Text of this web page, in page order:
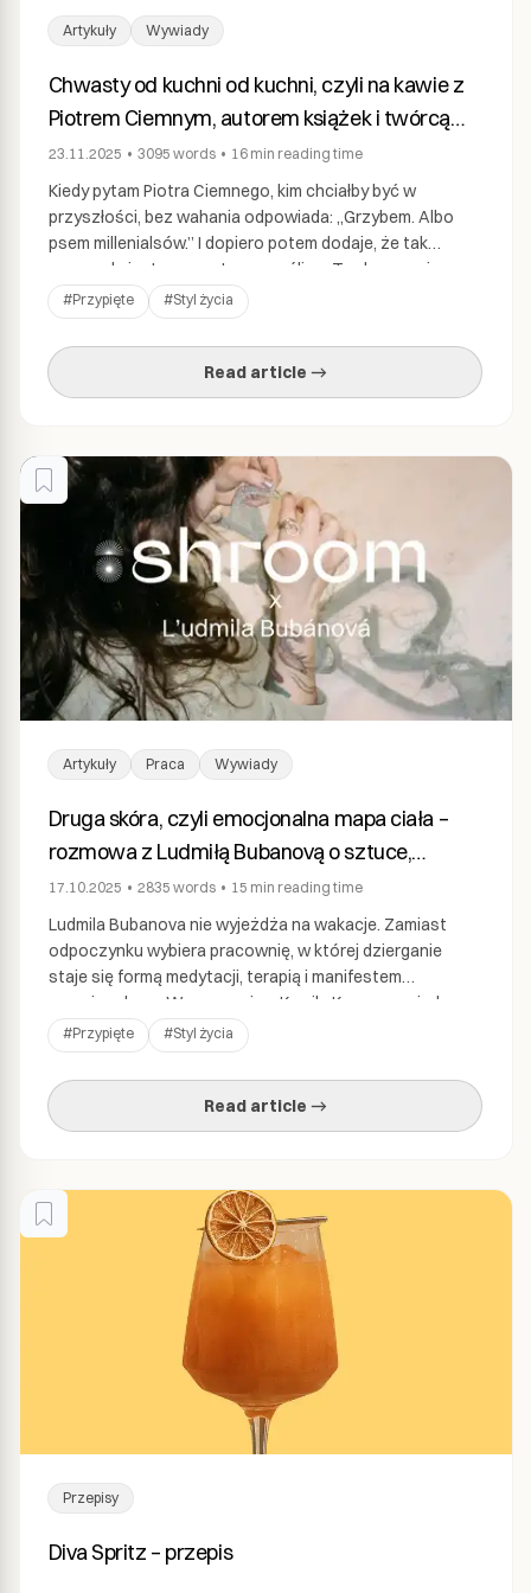
Artykuły Wywiady
Chwasty od kuchni od kuchni, czyli na kawie z
Piotrem Ciemnym, autorem książek i twórcą
profilu Chwasty od Kuchni
23.11.2025 • 3095 words • 16 min reading time
Kiedy pytam Piotra Ciemnego, kim chciałby być w
przyszłości, bez wahania odpowiada: „Grzybem. Albo
psem millenialsów.” I dopiero potem dodaje, że tak
naprawdę jest po prostu szczęśliwy. Trudno mu nie
wierzyć — w końcu mówimy o człowieku, który potrafi
przejść pół Kopenhagi w poszukiwaniu morskiego
jarmużu, a jego największą supermocą jest dostrzeganie
piękna w… chwastach.. […]
#Przypięte #Styl życia
Read article →
Artykuły Praca Wywiady
Druga skóra, czyli emocjonalna mapa ciała –
rozmowa z Ludmiłą Bubanovą o sztuce,
bliskości i tworzeniu.
17.10.2025 • 2835 words • 15 min reading time
Ludmila Bubanova nie wyjeżdża na wakacje. Zamiast
odpoczynku wybiera pracownię, w której dzierganie
staje się formą medytacji, terapią i manifestem
emocjonalnym. W rozmowie z Kamilą Knap opowiada o
sile codziennej praktyki, cielesnych inspiracjach,
wstydzie zakorzenionym w kulturze oraz o tym,
dlaczego życie artystki wciąż balansuje na granicy
wolności i niepewności. Wywiad: Kamila Knap, Shroom:
Zanim […]
#Przypięte #Styl życia
Read article →
Przepisy
Diva Spritz – przepis